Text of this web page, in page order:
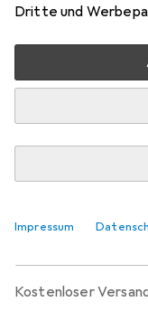
Dritte und
Impressum
Bewertungen
Lieferort
Kostenloser